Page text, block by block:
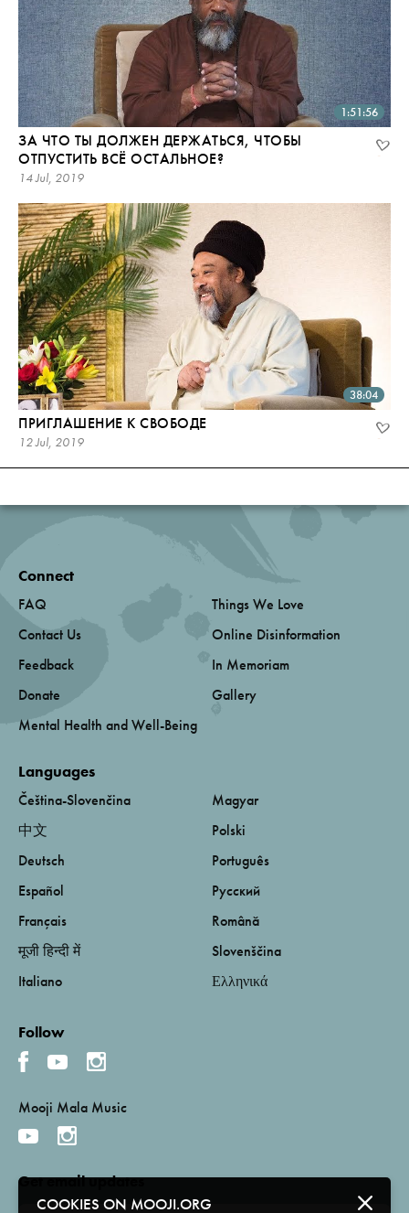
1:51:56
ЗА ЧТО ТЫ ДОЛЖЕН ДЕРЖАТЬСЯ, ЧТОБЫ
ОТПУСТИТЬ ВСЁ ОСТАЛЬНОЕ?
14 Jul, 2019
38:04
ПРИГЛАШЕНИЕ К СВОБОДЕ
12 Jul, 2019
COOKIES ON MOOJI.ORG
Connect
FAQ
Contact Us
Feedback
Donate
Mental Health and Well-Being
Things We Love
Online Disinformation
In Memoriam
Gallery
Languages
Čeština-Slovenčina
中文
Deutsch
Español
Français
मूजी हिन्दी में
Italiano
Magyar
Polski
Português
Русский
Română
Slovenščina
Ελληνικά
Follow
Mooji Mala Music
Get email updates